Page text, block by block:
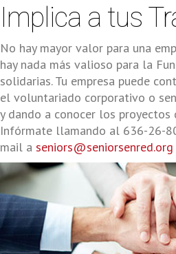
Implica a tus
No hay mayor valor para una
hay nada más valioso para la
solidarias. Tu empresa puede
el voluntariado corporativo o
y dando a conocer los proyectos
Infórmate llamando al 636-26-
mail a seniors@seniorsenred.org